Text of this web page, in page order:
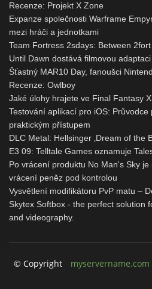
Recenze: Projekt X Zone
Expanze společnosti Warframe
mezi hráči a jednotkami
Team Fortress 2sdays: Between
Until Dawn dostává filmovou
Šťastný MAR10 Day, fanoušci
Recenze: Owlboy
Jaké úlohy hrajete ve Final Fantasy
Testování aplikací pro iOS: Průvodce
praktickým přístupem
DLC Metal: Hellsinger ‚Dream of the
E3 09: Telltale Games oznamuje
Po vrácení produktu No Man's Sky
vrácení peněz pod kontrolou
Vysvětlení modifikátoru PvP matu –
Skytex Softbox - the perfect solution
and videography.
© Copyright myservername.com